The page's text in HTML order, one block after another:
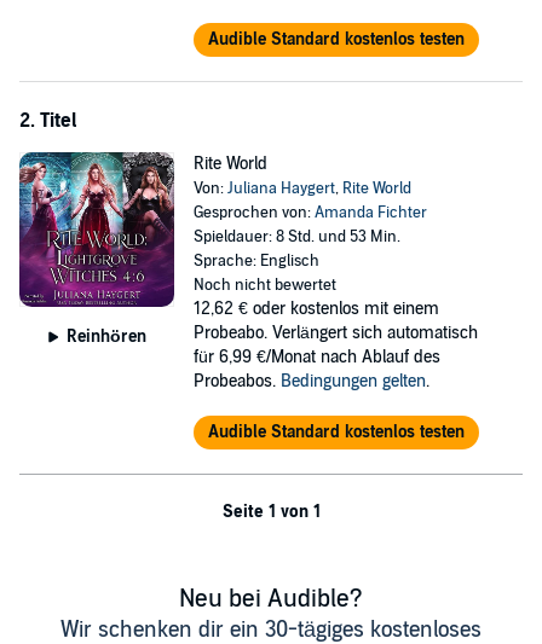
mysterious, hot, and inexplicably alluring. Despite Hazel’s best
attempts to ignore him, she can’t. And when Sean’s fate entwines
with Hazel’s task, it puts everything at risk—not just her test, but
Spell" (book two), "The Midnight Flame" (book three).
©2015 Juliana Haygert (P)2023 Juliana Haygert
Audible Standard kostenlos testen
2. Titel
Reinhören
Rite World
Von:Juliana Haygert, Rite World
Gesprochen von:Amanda Fichter
Spieldauer: 8 Std. und 53 Min.
Sprache: Englisch
Noch nicht bewertet
12,62 € oder kostenlos mit einem
Probeabo. Verlängert sich automatisch
für 6,99 €/Monat nach Ablauf des
Probeabos. Bedingungen gelten.
Audible Standard kostenlos testen
Seite 1 von 1
Neu bei Audible?
Wir schenken dir ein 30-tägiges kostenloses